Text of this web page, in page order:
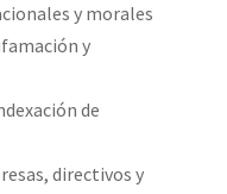
y morales
y
de
directivos y